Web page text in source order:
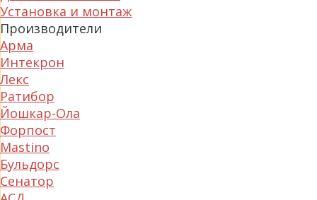
Установка и монтаж
Производители
Арма
Интекрон
Лекс
Ратибор
Йошкар-Ола
Форпост
Mastino
Бульдорс
Сенатор